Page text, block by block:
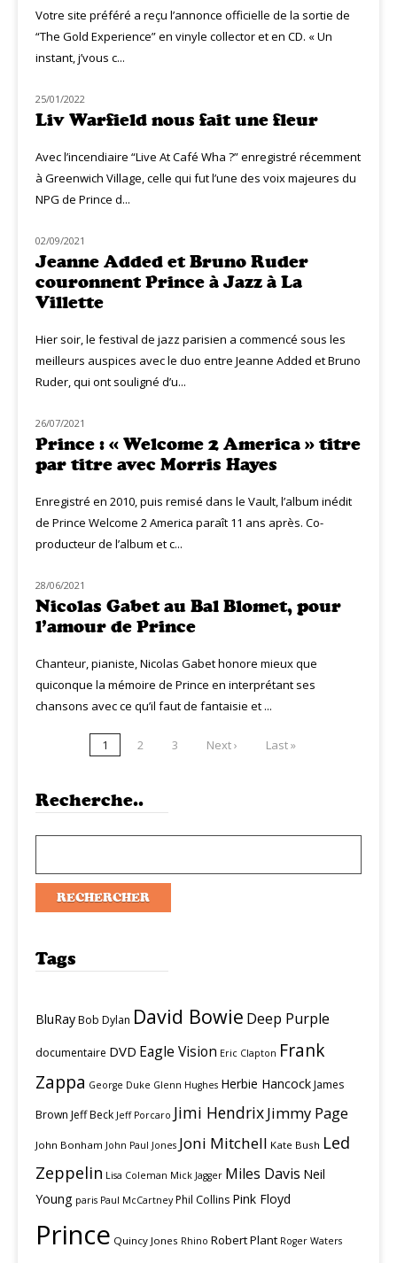
Votre site préféré a reçu l’annonce officielle de la sortie de
“The Gold Experience” en vinyle collector et en CD. « Un
instant, j’vous c...
NOUVEAUTÉS
25/01/2022
Liv Warfield nous fait une fleur
Avec l’incendiaire “Live At Café Wha ?” enregistré récemment
à Greenwich Village, celle qui fut l’une des voix majeures du
NPG de Prince d...
LIVE MUZIQ
02/09/2021
Jeanne Added et Bruno Ruder
couronnent Prince à Jazz à La
Villette
Hier soir, le festival de jazz parisien a commencé sous les
meilleurs auspices avec le duo entre Jeanne Added et Bruno
Ruder, qui ont souligné d’u...
NOUVEAUTÉS
26/07/2021
Prince : « Welcome 2 America » titre
par titre avec Morris Hayes
Enregistré en 2010, puis remisé dans le Vault, l’album inédit
de Prince Welcome 2 America paraît 11 ans après. Co-
producteur de l’album et c...
LIVE MUZIQ
28/06/2021
Nicolas Gabet au Bal Blomet, pour
l’amour de Prince
Chanteur, pianiste, Nicolas Gabet honore mieux que
quiconque la mémoire de Prince en interprétant ses
chansons avec ce qu’il faut de fantaisie et ...
1 2 3 Next › Last »
Recherche..
Tags
BluRayBob Dylan David Bowie Deep Purple
documentaire DVD Eagle Vision Eric Clapton Frank
Zappa George Duke Glenn Hughes Herbie HancockJames
Brown Jeff Beck Jeff Porcaro Jimi HendrixJimmy Page
John Bonham John Paul Jones Joni Mitchell Kate Bush Led
Zeppelin Lisa Coleman Mick Jagger Miles Davis Neil
Young paris Paul McCartney Phil Collins Pink Floyd
Prince Quincy Jones Rhino Robert Plant Roger Waters